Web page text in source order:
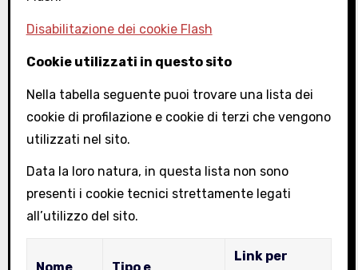
Disabilitazione dei cookie Flash
Cookie utilizzati in questo sito
Nella tabella seguente puoi trovare una lista dei
cookie di profilazione e cookie di terzi che vengono
utilizzati nel sito.
Data la loro natura, in questa lista non sono
presenti i cookie tecnici strettamente legati
all’utilizzo del sito.
Link per